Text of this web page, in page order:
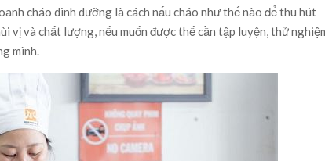
cháo dinh dưỡng là cách nấu cháo như thế nào để thu hút
vị và chất lượng, nếu muốn được thế cần tập luyện, thử
mình.